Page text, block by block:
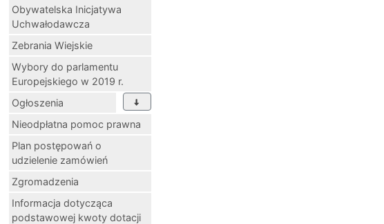
Obywatelska Inicjatywa
Uchwałodawcza
Zebrania Wiejskie
Wybory do parlamentu
Europejskiego w 2019 r.
Ogłoszenia
Nieodpłatna pomoc prawna
Plan postępowań o
udzielenie zamówień
Zgromadzenia
Informacja dotycząca
podstawowej kwoty dotacji